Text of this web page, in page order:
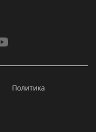
Политика